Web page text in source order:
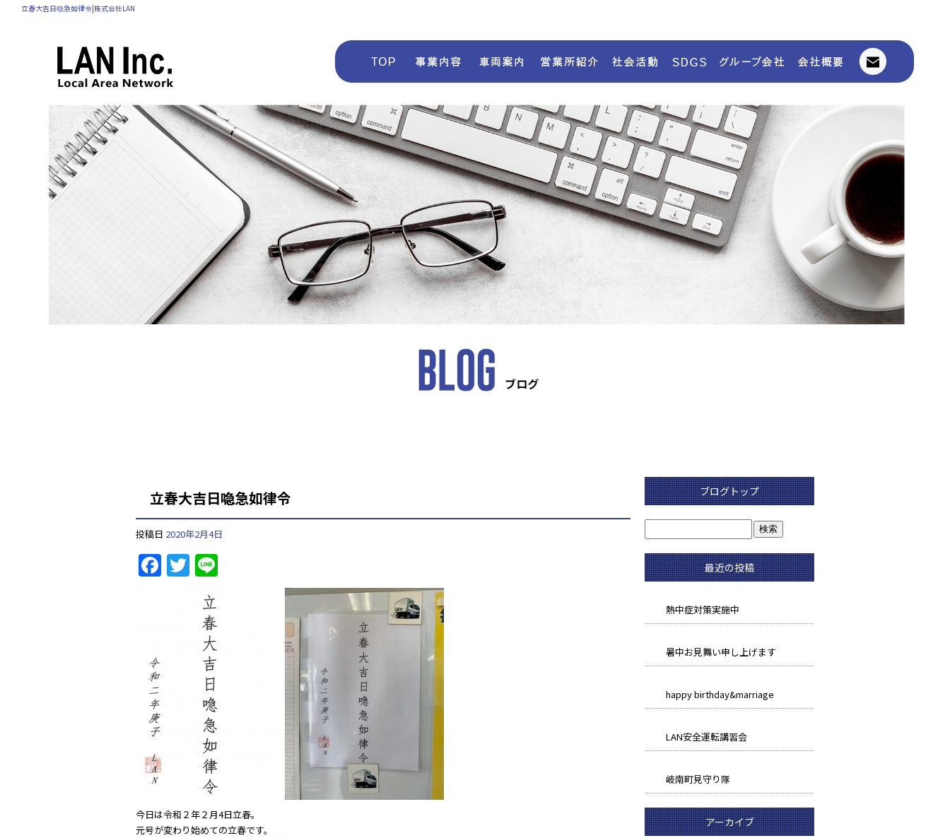
立春大吉日喼急如律令|株式会社LAN
立春大吉日喼急如律令
投稿日 2020年2月4日
F T
itt
er
今日は令和２年２月4日立春。
元号が変わり始めての立春です。
ブログトップ
最近の投稿
熱中症対策実施中
暑中お見舞い申し上げます
happy birthday&marriage
LAN安全運転講習会
岐南町見守り隊
アーカイブ